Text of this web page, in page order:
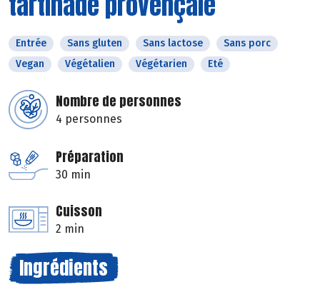
Entrée Sans gluten Sans lactose
Sans porc
Vegan
Végétalien Végétarien Eté
Nombre de personnes
4 personnes
Préparation
30 min
Cuisson
2 min
Ingrédients